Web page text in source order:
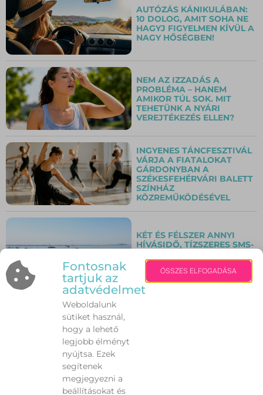
AUTÓZÁS KÁNIKULÁBAN:
10 DOLOG, AMIT SOHA NE
HAGYJ FIGYELMEN KÍVÜL A
NAGY HŐSÉGBEN!
NEM AZ IZZADÁS A
PROBLÉMA – HANEM
AMIKOR TÚL SOK. MIT
TEHETÜNK A NYÁRI
VEREJTÉKEZÉS ELLEN?
INGYENES TÁNCFESZTIVÁL
VÁRJA A FIATALOKAT
GÁRDONYBAN A
SZÉKESFEHÉRVÁRI BALETT
SZÍNHÁZ
KÖZREMŰKÖDÉSÉVEL
KÉT ÉS FÉLSZER ANNYI
HÍVÁSIDŐ, TÍZSZERES SMS-
ÁTÚSZÁS CÉLJÁNÁL
Fontosnak
tartjuk az
adatvédelmet
Weboldalunk
sütiket használ,
hogy a lehető
legjobb élményt
nyújtsa. Ezek
segítenek
megjegyezni a
beállításokat és
ÖSSZES ELFOGADÁSA